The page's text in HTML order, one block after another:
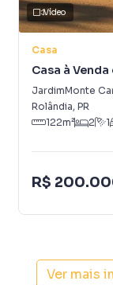
Vídeo
Casa
Casa à
JardimMonte
Rolândia, PR
122m² 2 1
R$
Ver mais